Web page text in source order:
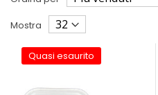
Mostra
Quasi esaurito